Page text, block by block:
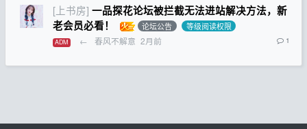
[上书房] 一品探花论坛被拦截无法进站解决方法，新
老会员必看！
论坛公告 等级阅读权限
ADM ← 春风不解意 2月前 1